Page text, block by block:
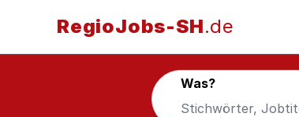
RegioJobs-SH.de
Was?